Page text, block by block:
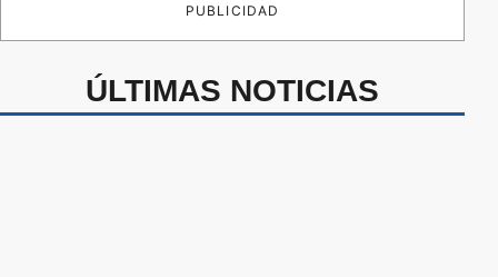
PUBLICIDAD
ÚLTIMAS NOTICIAS